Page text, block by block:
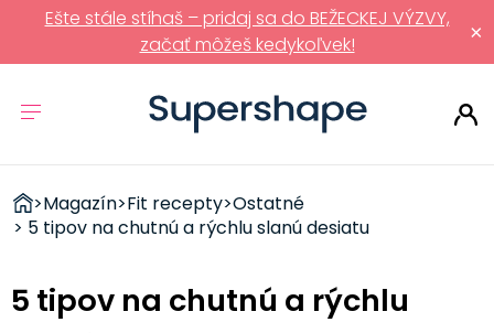
×
Ešte stále stíhaš – pridaj sa do BEŽECKEJ VÝZVY,
začať môžeš kedykoľvek!
ZDRAVÉ
RÝCHLOVKY
>Magazín>Fit recepty>Ostatné
> 5 tipov na chutnú a rýchlu slanú desiatu
5 tipov na chutnú a rýchlu